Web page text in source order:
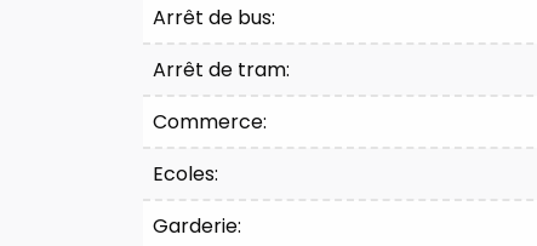
Arrêt de bus:
Arrêt de tram:
Commerce:
Ecoles:
Garderie: